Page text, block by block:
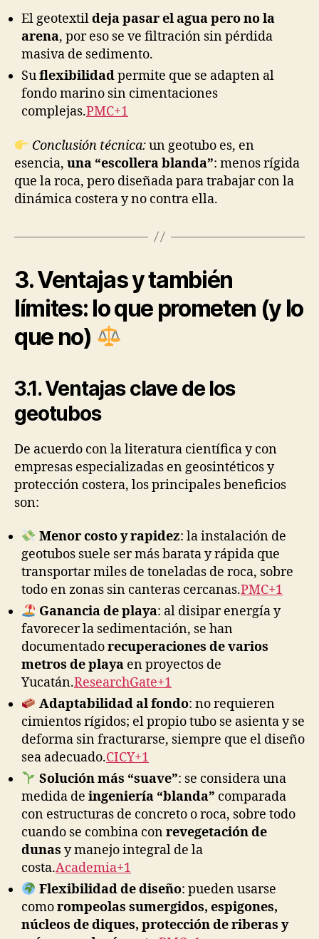
El geotextildeja pasar el agua pero no la
arena, por eso se ve filtración sin pérdida
masiva de sedimento.
Suflexibilidadpermite que se adapten al
fondo marino sin cimentaciones
complejas.PMC+1
Conclusión técnica:un geotubo es, en
esencia, una “escollera blanda”: menos rígida
que la roca, pero diseñada para trabajar con la
dinámica costera y no contra ella.
3. Ventajas y también
límites: lo que prometen (y lo
que no)
3.1. Ventajas clave de los
geotubos
De acuerdo con la literatura científica y con
empresas especializadas en geosintéticos y
protección costera, los principales beneficios
son:
Menor costo y rapidez: la instalación de
geotubos suele ser más barata y rápida que
transportar miles de toneladas de roca, sobre
todo en zonas sin canteras cercanas.PMC+1
Ganancia de playa: al disipar energía y
favorecer la sedimentación, se han
documentadorecuperaciones de varios
metros de playa en proyectos de
Yucatán.ResearchGate+1
Adaptabilidad al fondo: no requieren
cimientos rígidos; el propio tubo se asienta y se
deforma sin fracturarse, siempre que el diseño
sea adecuado.CICY+1
Solución más “suave”: se considera una
medida de ingeniería “blanda” comparada
con estructuras de concreto o roca, sobre todo
cuando se combina conrevegetación de
dunas y manejo integral de la
costa.Academia+1
Flexibilidad de diseño: pueden usarse
comorompeolas sumergidos, espigones,
núcleos de diques, protección de riberas y